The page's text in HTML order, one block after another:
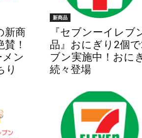
新商
！
メン
り
新商品
『セブンーイレブ
品』おにぎり2個
ブン実施中！おに
続々登場